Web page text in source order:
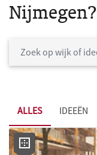
Nijmegen?
ALLES IDEEËN